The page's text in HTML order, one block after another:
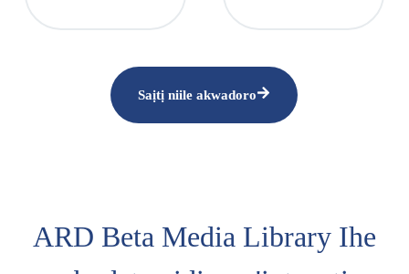
Saịtị niile akwadoro
ARD Beta Media Library Ihe